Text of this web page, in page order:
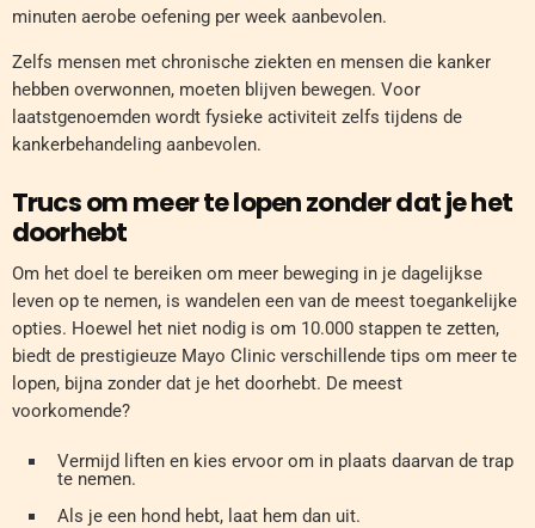
minuten aerobe oefening per week aanbevolen.
Zelfs mensen met chronische ziekten en mensen die kanker
hebben overwonnen, moeten blijven bewegen. Voor
laatstgenoemden wordt fysieke activiteit zelfs tijdens de
kankerbehandeling aanbevolen.
Trucs om meer te lopen zonder dat je het
doorhebt
Om het doel te bereiken om meer beweging in je dagelijkse
leven op te nemen, is wandelen een van de meest toegankelijke
opties. Hoewel het niet nodig is om 10.000 stappen te zetten,
biedt de prestigieuze Mayo Clinic verschillende tips om meer te
lopen, bijna zonder dat je het doorhebt. De meest
voorkomende?
Vermijd liften en kies ervoor om in plaats daarvan de trap
te nemen.
Als je een hond hebt, laat hem dan uit.